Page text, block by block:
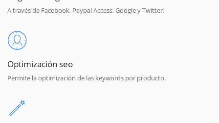
A través de Facebook, Paypal Access, Google y Twitter.
Optimización seo
Permite la optimización de las keywords por producto.